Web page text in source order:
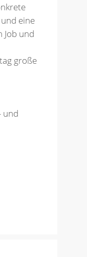
eine
Job und
große
und